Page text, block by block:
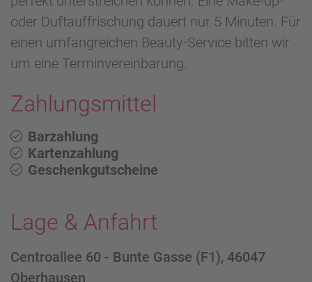
oder Duftauffrischung dauert nur 5 Minuten. Für
einen umfangreichen Beauty-Service bitten wir
um eine Terminvereinbarung.
Zahlungsmittel
Barzahlung
Kartenzahlung
Geschenkgutscheine
Lage & Anfahrt
Centroallee 60 - Bunte Gasse (F1), 46047
Oberhausen